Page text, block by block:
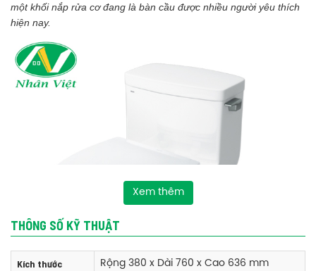
một khối nắp rửa cơ đang là bàn cầu được nhiều người yêu thích
hiện nay.
Xem thêm
THÔNG SỐ KỸ THUẬT
Kích thước Rộng 380 x Dài 760 x Cao 636 mm